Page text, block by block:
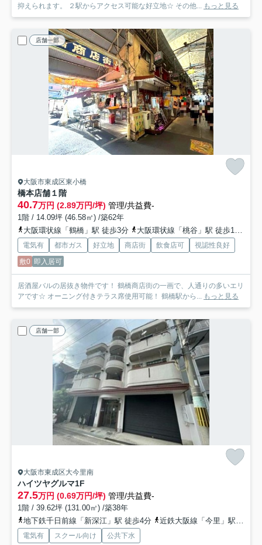
抑えられます。 ２駅からアクセス可能な好立地☆ その他...
もっと見る
店舗一部
大阪市東成区東小橋
橋本店舗１階
40.7万円 (2.89万円/坪) 管理/共益費-
1階 / 14.09坪 (46.58㎡) /築62年
大阪環状線「鶴橋」駅 徒歩3分
大阪環状線「桃谷」駅 徒歩13分
電気有 都市ガス 好立地 商店街 飲食店可
視認性良好
敷0 即入居可
居酒屋バルの居抜き物件です！ 鶴橋商店街の一画で、人通りの多いエリ
アです☆ オーニング付きテラス席使用可能！ 鶴橋駅から...
もっと見る
店舗一部
大阪市東成区大今里南
ハイツヤグルマ1F
27.5万円 (0.69万円/坪) 管理/共益費-
1階 / 39.62坪 (131.00㎡) /築38年
地下鉄千日前線「新深江」駅 徒歩4分
近鉄大阪線「今里」駅 徒歩6分
電気有 スクール向け
公共下水